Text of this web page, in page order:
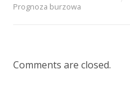
Prognoza burzowa
Comments are closed.